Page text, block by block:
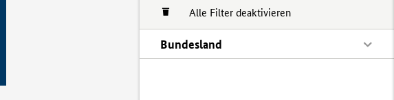
Alle Filter deaktivieren
Bundesland